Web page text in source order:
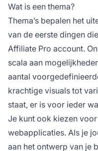
Wat is een thema?
Thema’s bepalen het
van de eerste dingen
Affiliate Pro account.
scala aan
aantal
krachtige visuals tot
staat, er is voor ieder
Je kunt ook kiezen
webapplicaties. Als je
aan het ontwerp van je